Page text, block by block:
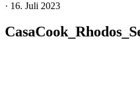
· 16. Juli 2023